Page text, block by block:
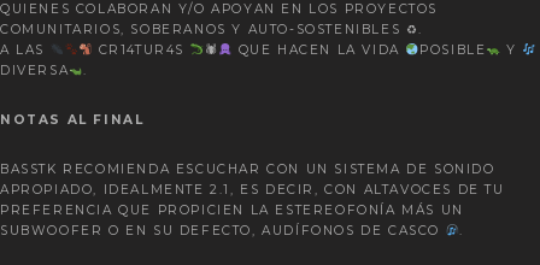
QUIENES COLABORAN Y/O APOYAN EN LOS PROYECTOS
COMUNITARIOS, SOBERANOS Y AUTO-SOSTENIBLES ♻.
A LAS
CR14TUR4S 🕷 QUE HACEN LA VIDA POSIBLE
Y
DIVERSA
.
NOTAS AL FINAL
BASSTK RECOMIENDA ESCUCHAR CON UN SISTEMA DE SONIDO
APROPIADO, IDEALMENTE 2.1, ES DECIR, CON ALTAVOCES DE TU
PREFERENCIA QUE PROPICIEN LA ESTEREOFONÍA MÁS UN
SUBWOOFER O EN SU DEFECTO, AUDÍFONOS DE CASCO
.